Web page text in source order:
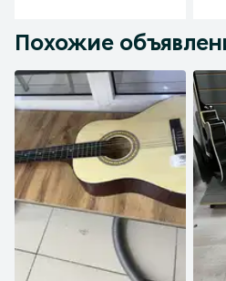
Похожие